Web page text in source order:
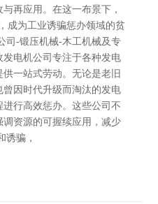
再应用。在这一布景下，
成为工业诱骗惩办领域的贫
司-锻压机械-木工机械及专
电机公司专注于各种发电
一站式劳动。无论是老旧
因时代升级而淘汰的发电
行高效惩办。这些公司不
资源的可握续应用，减少
诱骗，